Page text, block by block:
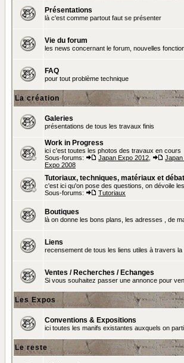
Présentations
là c'est comme partout faut se présenter
Vie du forum
les news concernant le forum, nouvelles
FAQ
pour tout problème technique
La création
Galeries
présentations de tous les travaux finis
Work in Progress
ici c'est toutes les photos des travaux en cours
Sous-forums:
Japan Expo 2012 Japan
Expo 2008
Tutoriaux, techniques, matériaux et
c'est ici qu'on pose des questions, on dévoile
Sous-forums:
Tutoriaux
Boutiques
là on donne les bons plans, les adresses , de
Liens
recensement de tous les liens utiles à travers
Ventes / Recherches / Echanges
Si vous souhaitez passer une annonce pour
Les Expos
Conventions & Expositions
ici toutes les manifs existantes auxquels on
Le reste